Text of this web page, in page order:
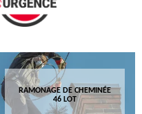
RAMONAGE DE CHEMINÉE
46 LOT